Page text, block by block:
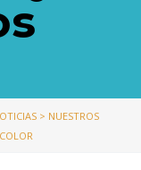
> NUESTROS